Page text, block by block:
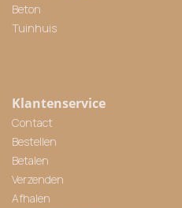
Beton
Tuinhuis
Klantenservice
Contact
Bestellen
Betalen
Verzenden
Afhalen